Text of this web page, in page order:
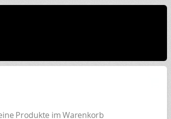
Produkte im Warenkorb